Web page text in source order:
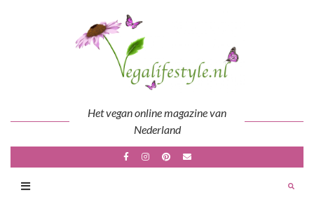
Het vegan online magazine van
Nederland